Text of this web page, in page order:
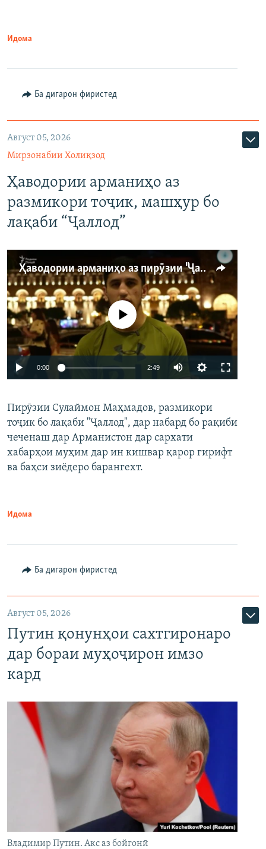
Идома
Ба дигарон фиристед
Август 05, 2026
Мирзонабии Холиқзод
Ҳаводории арманиҳо аз
размикори тоҷик, машҳур бо
лақаби “Ҷаллод”
Ҳаводории арманиҳо аз пирӯзии "Ҷаллод"-и тоҷик
Auto 240p 360p 480p
720p 1080p
Феълан кор намекунад
0:00 2:49
360p
480p
Пирӯзии Сулаймон Маҳмадов, размикори
тоҷик бо лақаби "Ҷаллод", дар набард бо рақиби
чеченаш дар Арманистон дар сархати
хабарҳои муҳим дар ин кишвар қарор гирифт
ва баҳси зиёдеро барангехт.
Идома
Ба дигарон фиристед
Август 05, 2026
Путин қонунҳои сахтгиронаро
дар бораи муҳоҷирон имзо
кард
Владимир Путин. Акс аз бойгонӣ